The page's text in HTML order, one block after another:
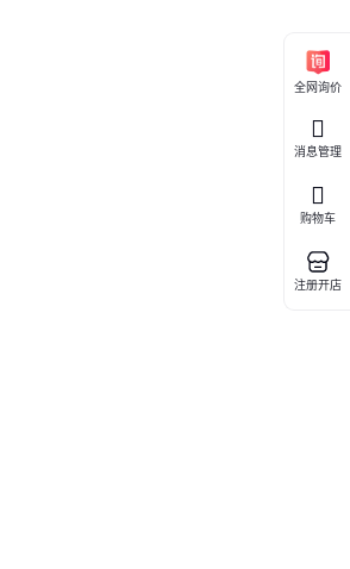
全网询价
消息管理
购物车
注册开店